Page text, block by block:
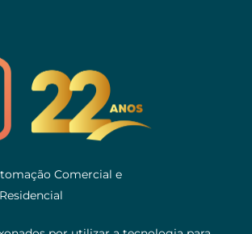
Comercial e
Residencial